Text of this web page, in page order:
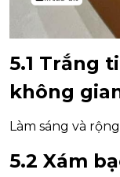
5.1 Trắng
không
Làm sáng và
5.2 Xám